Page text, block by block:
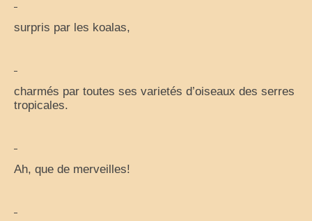
surpris par les koalas,
charmés par toutes ses varietés d’oiseaux des serres
tropicales.
Ah, que de merveilles!